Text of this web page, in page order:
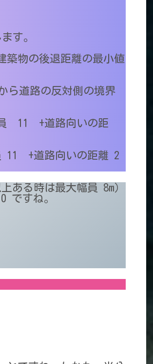
す。
物の後退距離の最小値
ら道路の反対側の境界
11 +道路向いの距
+道路向いの距離 2
ある時は最大幅員 8m）
ですね。